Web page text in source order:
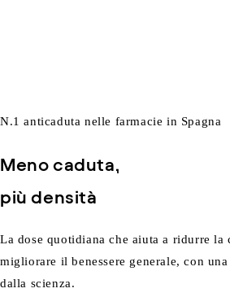
N.1 anticaduta nelle farmacie in Spagna
Meno caduta,
più densità
La dose quotidiana che aiuta a ridurre la
migliorare il benessere generale, con
dalla scienza.